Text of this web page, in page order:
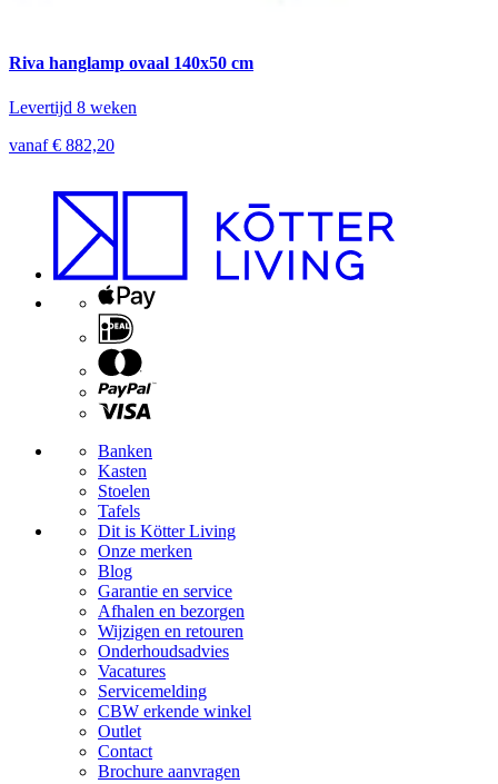
Riva hanglamp ovaal 140x50 cm
Levertijd 8 weken
vanaf € 882,20
Banken
Kasten
Stoelen
Tafels
Dit is Kötter Living
Onze merken
Blog
Garantie en service
Afhalen en bezorgen
Wijzigen en retouren
Onderhoudsadvies
Vacatures
Servicemelding
CBW erkende winkel
Outlet
Contact
Brochure aanvragen